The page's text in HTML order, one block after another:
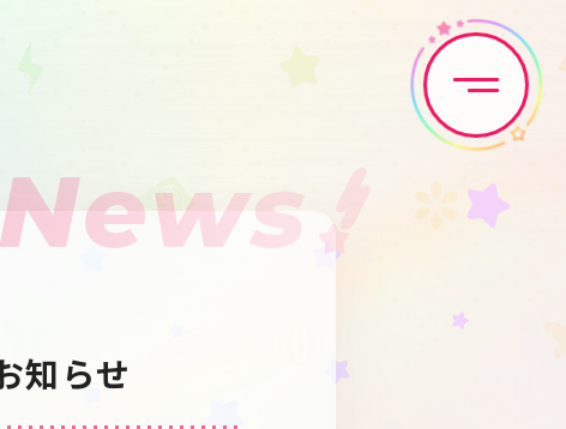
Home News
Artist Anime
News
知らせ